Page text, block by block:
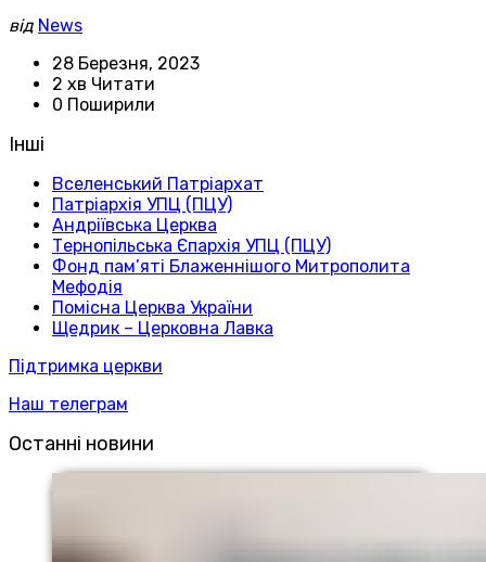
від News
28 Березня, 2023
2 хв Читати
0 Поширили
Інші
Вселенський Патріархат
Патріархія УПЦ (ПЦУ)
Андріївська Церква
Тернопільська Єпархія УПЦ (ПЦУ)
Фонд пам’яті Блаженнішого Митрополита
Мефодія
Помісна Церква України
Щедрик – Церковна Лавка
Підтримка церкви
Наш телеграм
Останні новини